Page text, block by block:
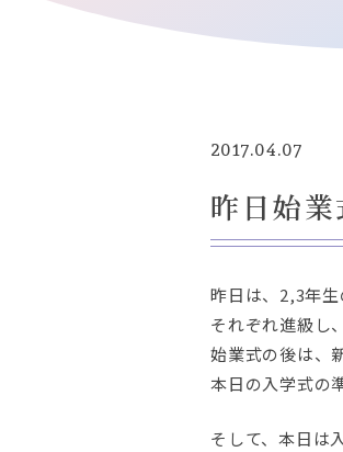
2017.04.07
昨日始
昨日は、2,3年生
それぞれ進級し
始業式の後は、
本日の入学式の
そして、本日は